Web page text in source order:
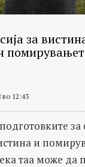
за
во 12:43
и
таа може да